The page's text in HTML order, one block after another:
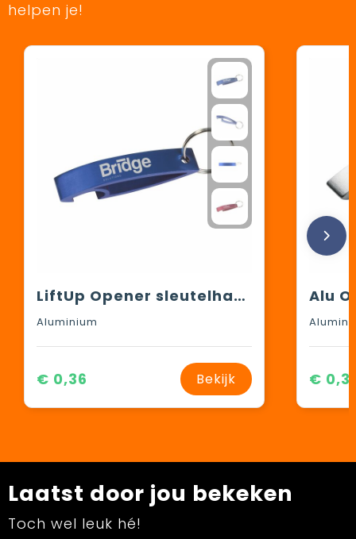
helpen je!
LiftUp Opener sleutelhanger
Aluminium
€ 0,36 Bekijk
Alu
€
Laatst door jou bekeken
Toch wel leuk hé!